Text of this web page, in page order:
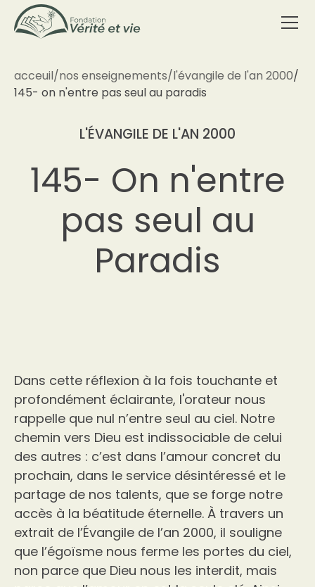
acceuil/nos enseignements/l'évangile de l'an 2000/
145- on n'entre pas seul au paradis
L'ÉVANGILE DE L'AN 2000
145- On n'entre
pas seul au
Paradis
Dans cette réflexion à la fois touchante et
profondément éclairante, l'orateur nous
rappelle que nul n’entre seul au ciel. Notre
chemin vers Dieu est indissociable de celui
des autres : c’est dans l’amour concret du
prochain, dans le service désintéressé et le
partage de nos talents, que se forge notre
accès à la béatitude éternelle. À travers un
extrait de l’Évangile de l’an 2000, il souligne
que l’égoïsme nous ferme les portes du ciel,
non parce que Dieu nous les interdit, mais